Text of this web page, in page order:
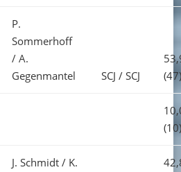
P.
Sommerhoff
/ A.
Gegenmantel
SCJ / SCJ
(47)
(10)
J. Schmidt / K.